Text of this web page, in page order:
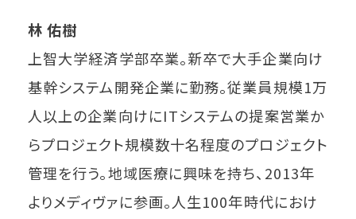
林 佑樹
上智大学経済学部卒業。新卒で大手企業向け
基幹システム開発企業に勤務。従業員規模1万
人以上の企業向けにITシステムの提案営業か
らプロジェクト規模数十名程度のプロジェクト
管理を行う。地域医療に興味を持ち、2013年
よりメディヴァに参画。人生100年時代におけ